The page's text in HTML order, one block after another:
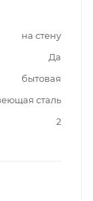
на стену
Да
бытовая
сталь
2